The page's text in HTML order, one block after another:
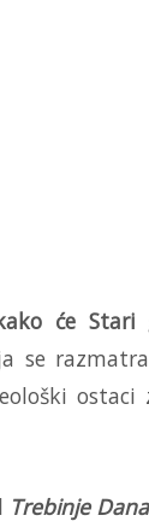
će Stari
se
ostaci
Trebinje